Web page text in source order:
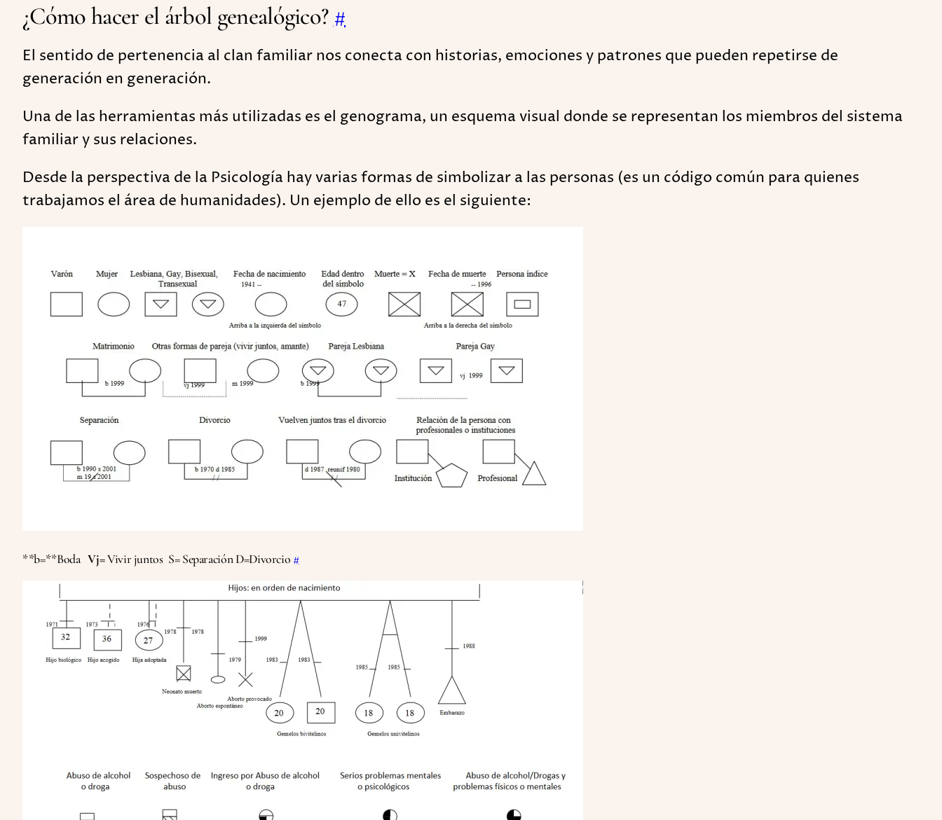
¿Cómo hacer el árbol genealógico? #
El sentido de pertenencia al clan familiar nos conecta con historias, emociones y patrones que pueden repetirse de
generación en generación.
Una de las herramientas más utilizadas es el genograma, un esquema visual donde se representan los miembros del sistema
familiar y sus relaciones.
Desde la perspectiva de la Psicología hay varias formas de simbolizar a las personas (es un código común para quienes
trabajamos el área de humanidades). Un ejemplo de ello es el siguiente:
**b=**BodaVj=Vivir juntos S= Separación D=Divorcio #